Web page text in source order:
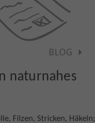
naturnahes
Filzen, Stricken, Häkeln;